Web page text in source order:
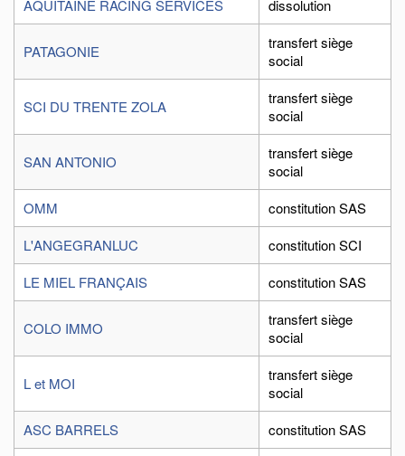
AQUITAINE RACING SERVICES
dissolution
PATAGONIE
transfert siège
social
SCI DU TRENTE ZOLA
transfert siège
social
SAN ANTONIO
transfert siège
social
OMM
constitution SAS
L'ANGEGRANLUC
constitution SCI
LE MIEL FRANÇAIS
constitution SAS
COLO IMMO
transfert siège
social
L et MOI
transfert siège
social
ASC BARRELS
constitution SAS